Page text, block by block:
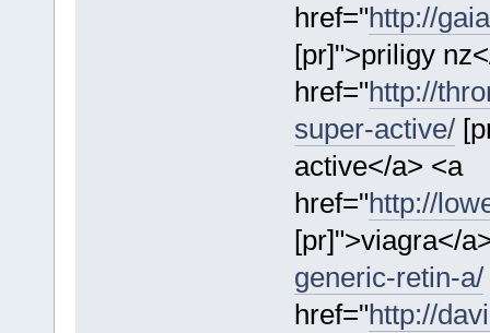
href="http://
[pr]">priligy
href="http://
super-active/
active</a> <a
href="http://
[pr]">viagra</
generic-retin-a/
href="http://